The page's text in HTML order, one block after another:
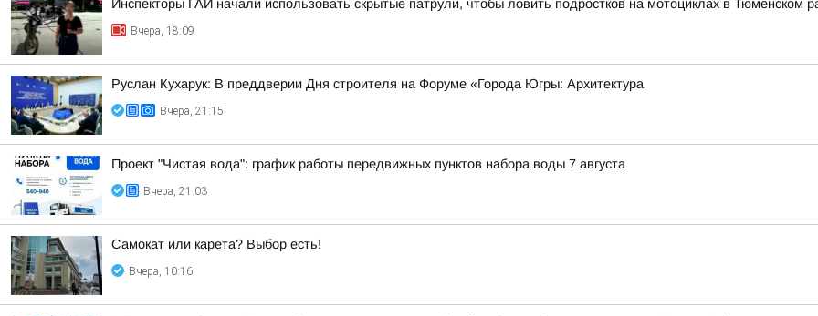
Инспекторы ГАИ начали использовать скрытые патрули, чтобы ловить подростков на мотоциклах в Тюменском
Вчера, 18:09
Руслан Кухарук: В преддверии Дня строителя на Форуме «Города Югры: Архитектура
Вчера, 21:15
Проект "Чистая вода": график работы передвижных пунктов набора воды 7 августа
Вчера, 21:03
Самокат или карета? Выбор есть!
Вчера, 10:16